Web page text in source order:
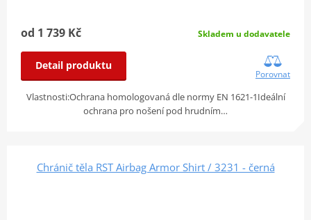
od 1 739 Kč Skladem u dodavatele
Detail produktu
Porovnat
Vlastnosti:Ochrana homologovaná dle normy EN 1621-1Ideální
ochrana pro nošení pod hrudním…
Chránič těla RST Airbag Armor Shirt / 3231 - černá